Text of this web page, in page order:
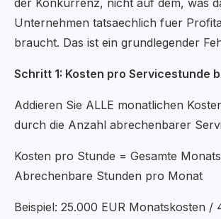
der Konkurrenz, nicht auf dem, was
Unternehmen tatsaechlich fuer
braucht. Das ist ein grundlegender
Schritt 1: Kosten pro Servicestunde
Addieren Sie ALLE monatlichen
durch die Anzahl abrechenbarer
Kosten pro Stunde = Gesamte
Abrechenbare Stunden pro Monat
Beispiel: 25.000 EUR Monatskosten /